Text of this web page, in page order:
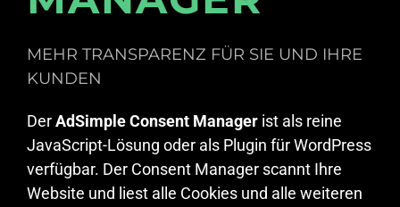
MEHR TRANSPARENZ FÜR SIE UND IHRE
KUNDEN
DerAdSimple Consent Manager ist als reine
JavaScript-Lösung oder als Plugin für WordPress
verfügbar. Der Consent Manager scannt Ihre
Website und liest alle Cookies und alle weiteren